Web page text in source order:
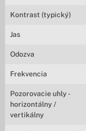
Kontrast (typický)
Jas
Odozva
Frekvencia
Pozorovacie uhly -
horizontálny /
vertikálny